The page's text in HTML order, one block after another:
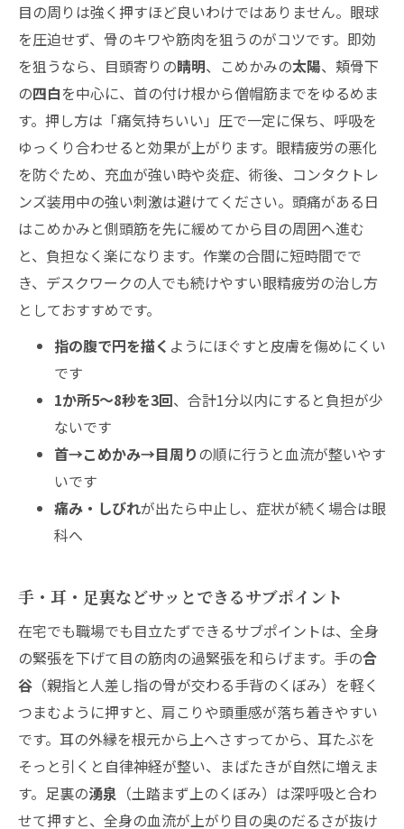
目の周りは強く押すほど良いわけではありません。眼球
を圧迫せず、骨のキワや筋肉を狙うのがコツです。即効
を狙うなら、目頭寄りの睛明、こめかみの太陽、頬骨下
の四白を中心に、首の付け根から僧帽筋までをゆるめま
す。押し方は「痛気持ちいい」圧で一定に保ち、呼吸を
ゆっくり合わせると効果が上がります。眼精疲労の悪化
を防ぐため、充血が強い時や炎症、術後、コンタクトレ
ンズ装用中の強い刺激は避けてください。頭痛がある日
はこめかみと側頭筋を先に緩めてから目の周囲へ進む
と、負担なく楽になります。作業の合間に短時間でで
き、デスクワークの人でも続けやすい眼精疲労の治し方
としておすすめです。
指の腹で円を描く ようにほぐすと皮膚を傷めにくい
です
1か所5〜8秒を3回、合計1分以内にすると負担が少
ないです
首→こめかみ→目周り の順に行うと血流が整いやす
いです
痛み・しびれが出たら中止し、症状が続く場合は眼
科へ
手・耳・足裏などサッとできるサブポイント
在宅でも職場でも目立たずできるサブポイントは、全身
の緊張を下げて目の筋肉の過緊張を和らげます。手の合
谷 （親指と人差し指の骨が交わる手背のくぼみ）を軽く
つまむように押すと、肩こりや頭重感が落ち着きやすい
です。耳の外縁を根元から上へさすってから、耳たぶを
そっと引くと自律神経が整い、まばたきが自然に増えま
す。足裏の湧泉 （土踏まず上のくぼみ）は深呼吸と合わ
せて押すと、全身の血流が上がり目の奥のだるさが抜け